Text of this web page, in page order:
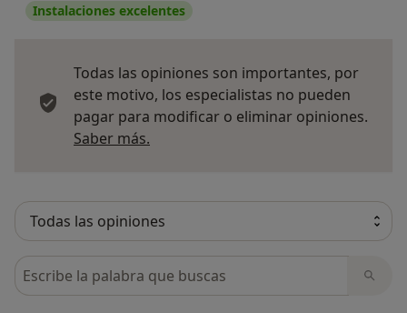
Instalaciones excelentes
Todas las opiniones son importantes, por
este motivo, los especialistas no pueden
pagar para modificar o eliminar opiniones.
Saber más.
Busca en opiniones